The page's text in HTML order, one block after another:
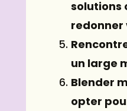
solutions
redonner
un large
Blender
opter